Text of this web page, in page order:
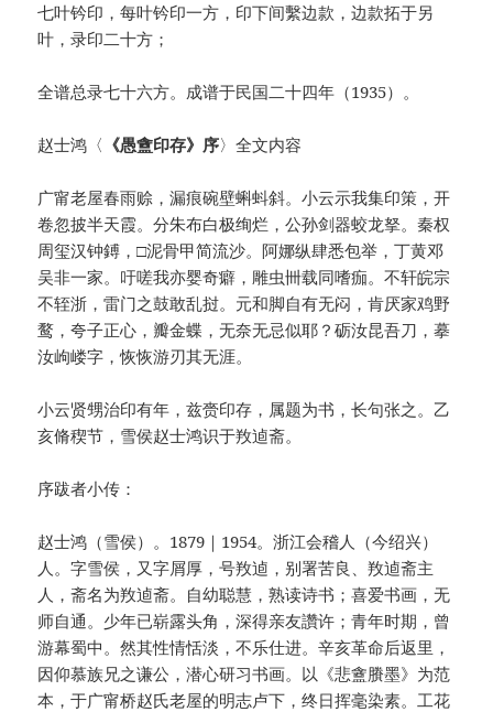
七叶钤印，每叶钤印一方，印下间繫边款，边款拓于另
叶，录印二十方；
全谱总录七十六方。成谱于民国二十四年（1935）。
赵士鸿〈 《愚盦印存》序〉全文内容
广甯老屋春雨赊，漏痕碗壁蝌蚪斜。小云示我集印策，开
卷忽披半天霞。分朱布白极绚烂，公孙剑器蛟龙拏。秦权
周玺汉钟鎛，□泥骨甲简流沙。阿娜纵肆悉包举，丁黄邓
吴非一家。吁嗟我亦婴奇癖，雕虫卌载同嗜痂。不轩皖宗
不轾浙，雷门之鼓敢乱挝。元和脚自有无闷，肯厌家鸡野
鹜，夸子正心，瓣金蝶，无奈无忌似耶？砺汝昆吾刀，摹
汝岣嵝字，恢恢游刃其无涯。
小云贤甥治印有年，兹赍印存，属题为书，长句张之。乙
亥脩稧节，雪侯赵士鸿识于䍩逌斋。
序跋者小传：
赵士鸿（雪侯）。1879｜1954。浙江会稽人（今绍兴）
人。字雪侯，又字屑厚，号䍩逌，别署苦良、䍩逌斋主
人，斋名为䍩逌斋。自幼聪慧，熟读诗书；喜爱书画，无
师自通。少年已崭露头角，深得亲友讚许；青年时期，曾
游幕蜀中。然其性情恬淡，不乐仕进。辛亥革命后返里，
因仰慕族兄之谦公，潜心研习书画。以《悲盦賸墨》为范
本，于广甯桥赵氏老屋的明志卢下，终日挥毫染素。工花